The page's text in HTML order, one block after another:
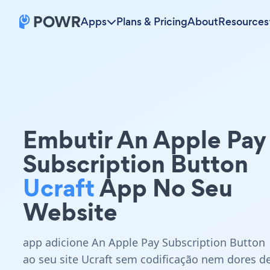
Apps Plans & PricingAboutResources
Embutir An Apple Pay
Subscription Button
UcraftApp No Seu
Website
app adicione An Apple Pay Subscription Button
ao seu site Ucraft sem codificação nem dores